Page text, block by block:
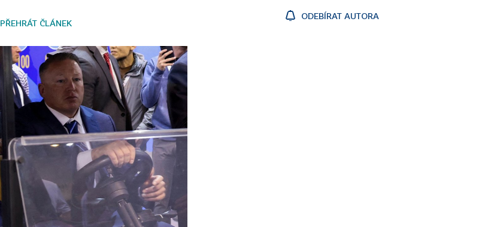
PŘEHRÁT ČLÁNEK
ODEBÍRAT AUTORA